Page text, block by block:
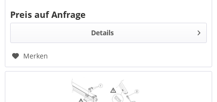
Preis auf Anfrage
Details
Merken